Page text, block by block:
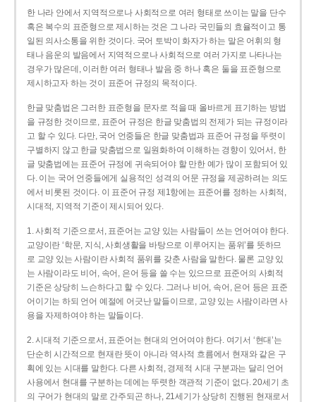
한 나라 안에서 지역적으로나 사회적으로 여러 형태로 쓰이는 말을 단수
혹은 복수의 표준형으로 제시하는 것은 그 나라 국민들의 효율적이고 통
일된 의사소통을 위한 것이다. 국어 토박이 화자가 하는 말은 어휘의 형
태나 음운의 발음에서 지역적으로나 사회적으로 여러 가지로 나타나는
경우가 많은데, 이러한 여러 형태나 발음 중 하나 혹은 둘을 표준형으로
제시하고자 하는 것이 표준어 규정의 목적이다.
한글 맞춤법은 그러한 표준형을 문자로 적을 때 올바르게 표기하는 방법
을 규정한 것이므로, 표준어 규정은 한글 맞춤법의 전제가 되는 규정이라
고 할 수 있다. 다만, 국어 언중들은 한글 맞춤법과 표준어 규정을 뚜렷이
구별하지 않고 한글 맞춤법으로 일원화하여 이해하는 경향이 있어서, 한
글 맞춤법에는 표준어 규정에 귀속되어야 할 만한 예가 많이 포함되어 있
다. 이는 국어 언중들에게 실용적인 성격의 어문 규정을 제공하려는 의도
에서 비롯된 것이다. 이 표준어 규정 제1항에는 표준어를 정하는 사회적,
시대적, 지역적 기준이 제시되어 있다.
1. 사회적 기준으로서, 표준어는 교양 있는 사람들이 쓰는 언어여야 한다.
교양이란 ‘학문, 지식, 사회생활을 바탕으로 이루어지는 품위’를 뜻하므
로 교양 있는 사람이란 사회적 품위를 갖춘 사람을 말한다. 물론 교양 있
는 사람이라도 비어, 속어, 은어 등을 쓸 수는 있으므로 표준어의 사회적
기준은 상당히 느슨하다고 할 수 있다. 그러나 비어, 속어, 은어 등은 표준
어이기는 하되 언어 예절에 어긋난 말들이므로, 교양 있는 사람이라면 사
용을 자제하여야 하는 말들이다.
2. 시대적 기준으로서, 표준어는 현대의 언어여야 한다. 여기서 ‘현대’는
단순히 시간적으로 현재란 뜻이 아니라 역사적 흐름에서 현재와 같은 구
획에 있는 시대를 말한다. 다른 사회적, 경제적 시대 구분과는 달리 언어
사용에서 현대를 구분하는 데에는 뚜렷한 객관적 기준이 없다. 20세기 초
의 구어가 현대의 말로 간주되곤 하나, 21세기가 상당히 진행된 현재로서